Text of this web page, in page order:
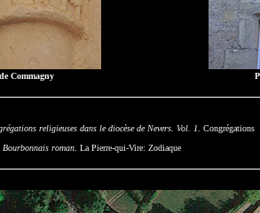
Commagny
religieuses dans le diocèse de Nevers. Vol. 1 . Congrégations
Bourbonnais roman . La Pierre-qui-Vire: Zodiaque